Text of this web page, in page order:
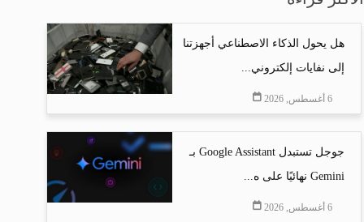
هل يحول الذكاء الاصطناعي أجهزتنا
إلى نفايات إلكتروني...
6 أغسطس, 2026
جوجل تستبدل Google Assistant بـ
Gemini نهائيًا على ه...
6 أغسطس, 2026